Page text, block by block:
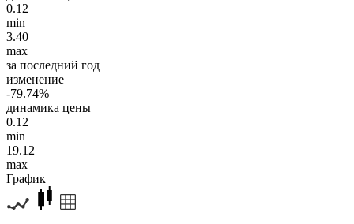
0.12
min
3.40
max
за последний год
изменение
-79.74%
динамика цены
0.12
min
19.12
max
График